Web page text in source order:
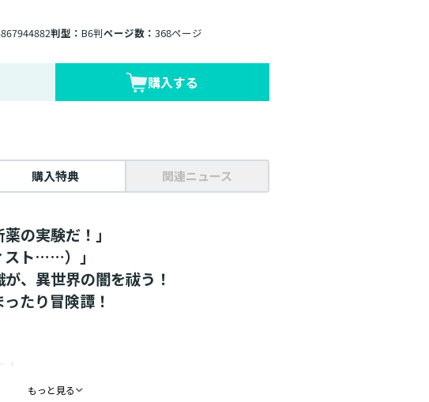
判型：B6判ページ数：368ページ
購入する
購入特典 関連ニュース
の実験だ！」
スト……）」
、異世界の闇を祓う！
たり冒険譚！
収録！
もっと見る